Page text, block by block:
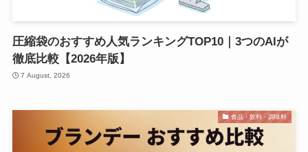
圧縮袋のおすすめ人気ランキングTOP10｜3つのAIが
徹底比較【2026年版】
7 August, 2026
食品・飲料・調味料